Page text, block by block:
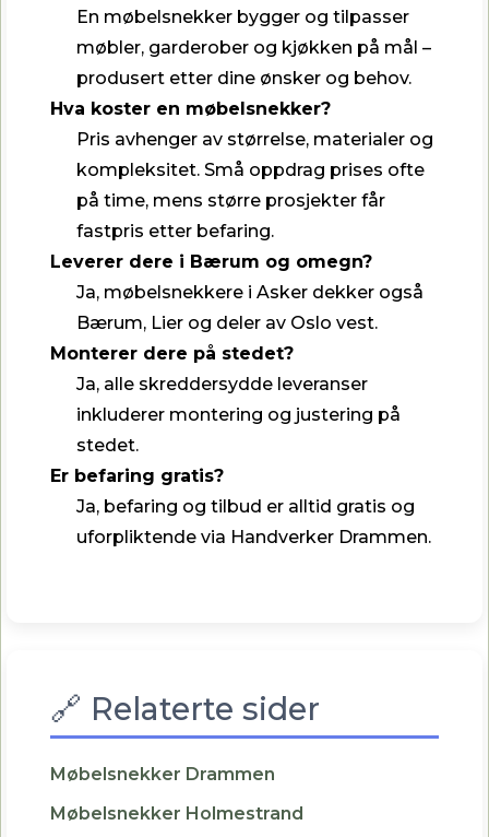
En møbelsnekker bygger og tilpasser
møbler, garderober og kjøkken på mål –
produsert etter dine ønsker og behov.
Hva koster en møbelsnekker?
Pris avhenger av størrelse, materialer og
kompleksitet. Små oppdrag prises ofte
på time, mens større prosjekter får
fastpris etter befaring.
Leverer dere i Bærum og omegn?
Ja, møbelsnekkere i Asker dekker også
Bærum, Lier og deler av Oslo vest.
Monterer dere på stedet?
Ja, alle skreddersydde leveranser
inkluderer montering og justering på
stedet.
Er befaring gratis?
Ja, befaring og tilbud er alltid gratis og
uforpliktende via Handverker Drammen.
🔗 Relaterte sider
Møbelsnekker Drammen
Møbelsnekker Holmestrand